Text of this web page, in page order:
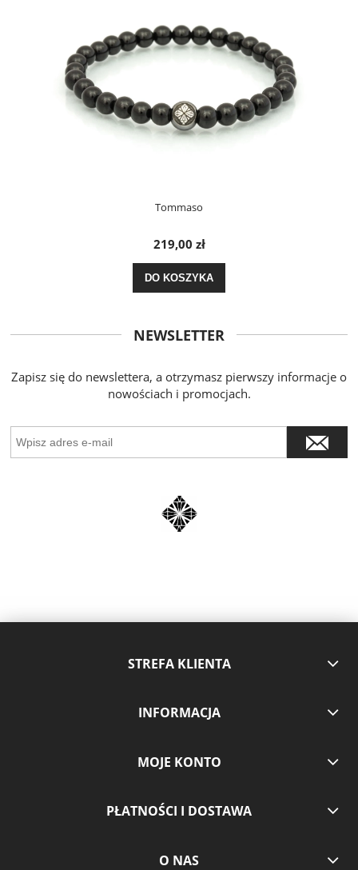
Tommaso
219,00 zł
DO KOSZYKA
NEWSLETTER
Zapisz się do newslettera, a otrzymasz pierwszy informacje o
nowościach i promocjach.
STREFA KLIENTA
INFORMACJA
MOJE KONTO
PŁATNOŚCI I DOSTAWA
O NAS